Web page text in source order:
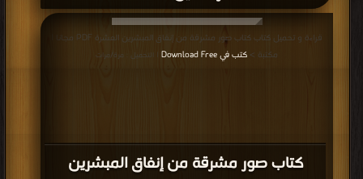
كتاب صور مشرقة من إنفاق المبشرين
قراءة و تحميل كتاب كتاب صور مشرقة من إنفاق المبشرين العشرة PDF مجانا |
مكتبة > كتب في Download Free | التحميل : مرة/مرات